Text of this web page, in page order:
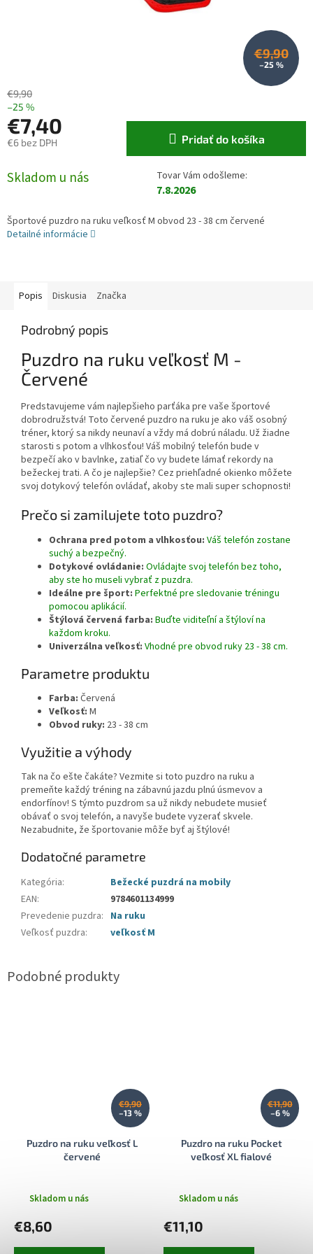
€9,90
–25 %
€9,90
–25 %
€7,40
€6 bez DPH
Skladom u nás
7.8.2026
Pridať do košíka
Športové puzdro na ruku veľkosť M obvod 23 - 38 cm červené
Detailné informácie
Popis Diskusia Značka
Podrobný popis
Puzdro na ruku veľkosť M -
Červené
Predstavujeme vám najlepšieho parťáka pre vaše športové
dobrodružstvá! Toto červené puzdro na ruku je ako váš osobný
tréner, ktorý sa nikdy neunaví a vždy má dobrú náladu. Už žiadne
starosti s potom a vlhkosťou! Váš mobilný telefón bude v
bezpečí ako v bavlnke, zatiaľ čo vy budete lámať rekordy na
bežeckej trati. A čo je najlepšie? Cez priehľadné okienko môžete
svoj dotykový telefón ovládať, akoby ste mali super schopnosti!
Prečo si zamilujete toto puzdro?
Ochrana pred potom a vlhkosťou: Váš telefón zostane
suchý a bezpečný.
Dotykové ovládanie: Ovládajte svoj telefón bez toho,
aby ste ho museli vybrať z puzdra.
Ideálne pre šport: Perfektné pre sledovanie tréningu
pomocou aplikácií.
Štýlová červená farba: Buďte viditeľní a štýloví na
každom kroku.
Univerzálna veľkosť: Vhodné pre obvod ruky 23 - 38 cm.
Parametre produktu
Farba: Červená
Veľkosť: M
Obvod ruky: 23 - 38 cm
Využitie a výhody
Tak na čo ešte čakáte? Vezmite si toto puzdro na ruku a
premeňte každý tréning na zábavnú jazdu plnú úsmevov a
endorfínov! S týmto puzdrom sa už nikdy nebudete musieť
obávať o svoj telefón, a navyše budete vyzerať skvele.
Nezabudnite, že športovanie môže byť aj štýlové!
Dodatočné parametre
Kategória:
Bežecké puzdrá na mobily
EAN:
9784601134999
Prevedenie puzdra: Na ruku
Veľkosť puzdra: veľkosť M
€9,90
–13 %
Puzdro na ruku veľkosť L
červené
Skladom u nás
€8,60
€11,90
–6 %
Puzdro na ruku Pocket
veľkosť XL fialové
Skladom u nás
€11,10